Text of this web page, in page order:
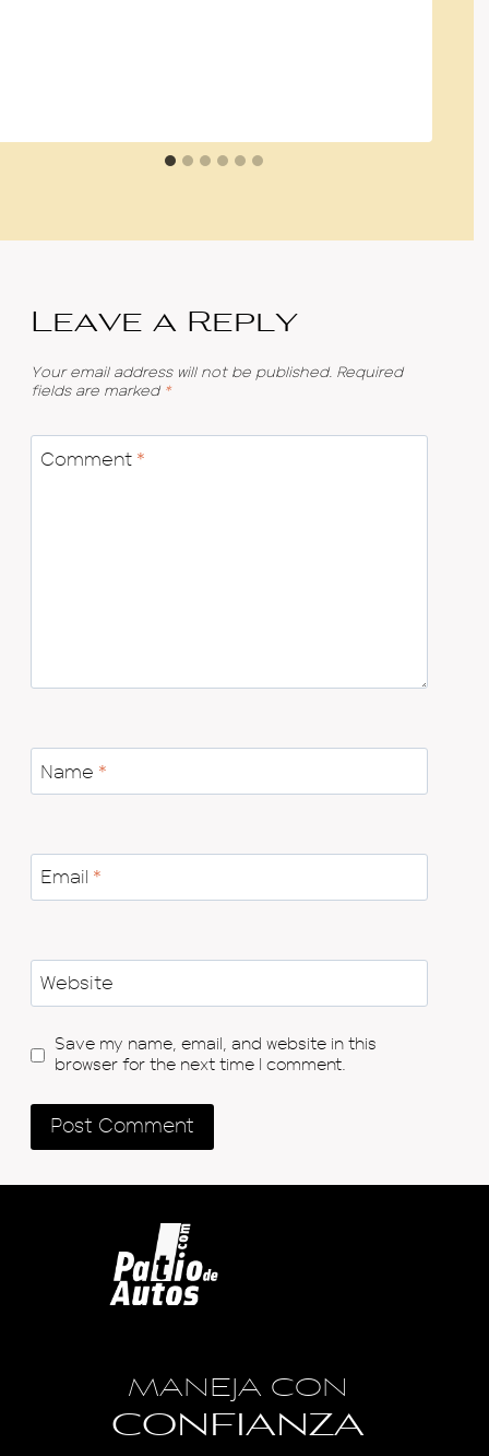
Leave a Reply
Your email address will not be published. Required
fields are marked *
Comment *
Name *
Email *
Website
Save my name, email, and website in this
browser for the next time I comment.
MANEJA CON
CONFIANZA